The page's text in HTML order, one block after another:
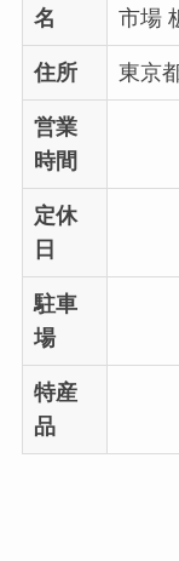
名
市場
住所 東京
営業
時間
定休
日
駐車
場
特産
品